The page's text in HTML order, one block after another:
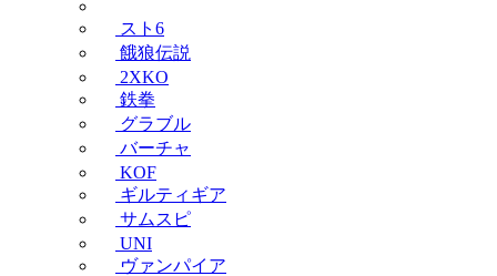
スト6
餓狼伝説
2XKO
鉄拳
グラブル
バーチャ
KOF
ギルティギア
サムスピ
UNI
ヴァンパイア